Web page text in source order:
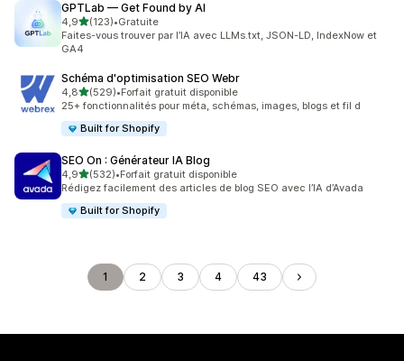
GPTLab — Get Found by AI
4,9étoile(s) sur 5
(123)
123 avis au total
•Gratuite
Faites-vous trouver par l’IA avec LLMs.txt, JSON-LD, IndexNow et
GA4
Schéma d'optimisation SEO Webr
4,8étoile(s) sur 5
(529)
529 avis au total
•Forfait gratuit disponible
25+ fonctionnalités pour méta, schémas, images, blogs et fil d
Built for Shopify
SEO On : Générateur IA Blog
4,9étoile(s) sur 5
(532)
532 avis au total
•Forfait gratuit disponible
Rédigez facilement des articles de blog SEO avec l’IA d’Avada
Built for Shopify
1 2 3 4 43